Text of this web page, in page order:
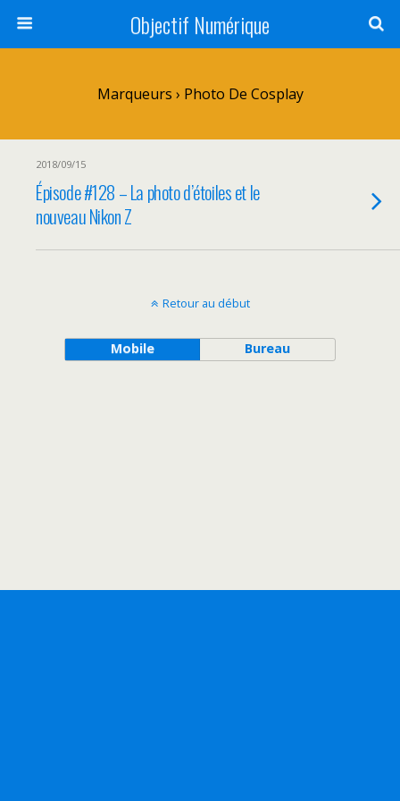
Objectif Numérique
Marqueurs › Photo De Cosplay
2018/09/15
Épisode #128 – La photo d’étoiles et le
nouveau Nikon Z
Retour au début
Mobile Bureau